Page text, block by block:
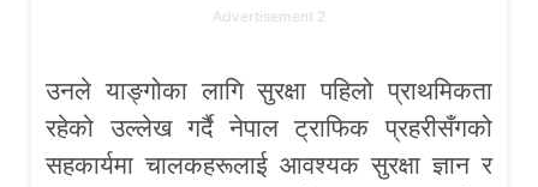
Advertisement 2
उनले याङ्गोका लागि सुरक्षा पहिलो प्राथमिकता
रहेको उल्लेख गर्दै नेपाल ट्राफिक प्रहरीसँगको
सहकार्यमा चालकहरूलाई आवश्यक सुरक्षा ज्ञान र